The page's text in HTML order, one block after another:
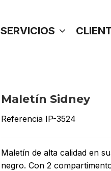
SERVICIOS
Maletín Sidney
Referencia IP-3524
Maletín de alta calidad en
negro. Con 2